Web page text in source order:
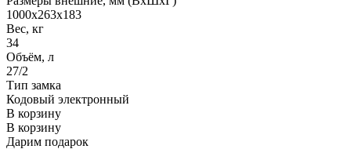
1000x263x183
Вес, кг
34
Объём, л
27/2
Тип замка
Кодовый электронный
В корзину
В корзину
Дарим подарок